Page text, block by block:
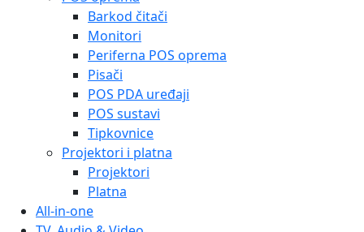
Barkod čitači
Monitori
Periferna POS oprema
Pisači
POS PDA uređaji
POS sustavi
Tipkovnice
Projektori i platna
Projektori
Platna
All-in-one